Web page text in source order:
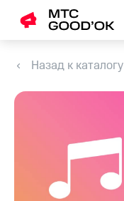
Назад к каталогу